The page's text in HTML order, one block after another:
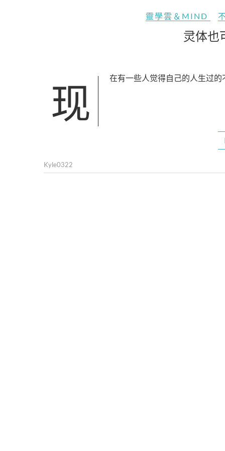
靈學雲＆MIND
灵体也
现在有一些人觉得自己的人生过
Kyle0322